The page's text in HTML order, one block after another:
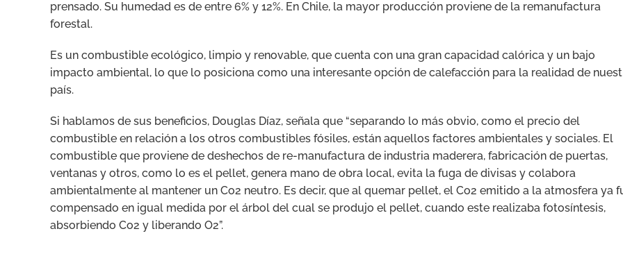
prensado. Su humedad es de entre 6% y 12%. En Chile, la mayor producción proviene de la remanufactura
forestal.
Es un combustible ecológico, limpio y renovable, que cuenta con una gran capacidad calórica y un bajo
impacto ambiental, lo que lo posiciona como una interesante opción de calefacción para la realidad de
país.
Si hablamos de sus beneficios, Douglas Díaz, señala que “separando lo más obvio, como el precio del
combustible en relación a los otros combustibles fósiles, están aquellos factores ambientales y sociales. El
combustible que proviene de deshechos de re-manufactura de industria maderera, fabricación de puertas,
ventanas y otros, como lo es el pellet, genera mano de obra local, evita la fuga de divisas y colabora
ambientalmente al mantener un Co2 neutro. Es decir, que al quemar pellet, el Co2 emitido a la atmosfera ya
compensado en igual medida por el árbol del cual se produjo el pellet, cuando este realizaba fotosíntesis,
absorbiendo Co2 y liberando O2”.